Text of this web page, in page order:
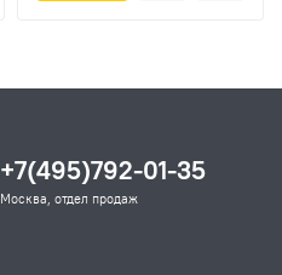
+7(495)792-01-35
Москва, отдел продаж